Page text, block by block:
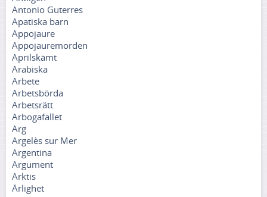
Antonio Guterres
Apatiska barn
Appojaure
Appojauremorden
Aprilskämt
Arabiska
Arbete
Arbetsbörda
Arbetsrätt
Arbogafallet
Arg
Argelès sur Mer
Argentina
Argument
Arktis
Ärlighet